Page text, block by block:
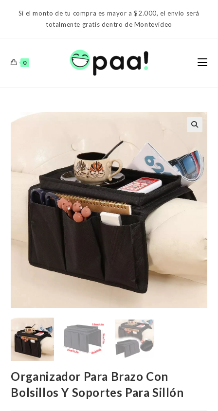
Si el monto de tu compra es mayor a $2.000, el envío será
totalmente gratis dentro de Montevideo
0
Organizador Para Brazo Con
Bolsillos Y Soportes Para Sillón